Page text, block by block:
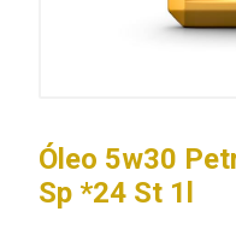
Óleo 5w30
Sp *24 St 1l